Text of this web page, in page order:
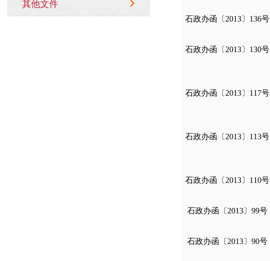
石政办函〔2013〕136号
石政办函〔2013〕130号
石政办函〔2013〕117号
石政办函〔2013〕113号
石政办函〔2013〕110号
石政办函〔2013〕99号
石政办函〔2013〕90号